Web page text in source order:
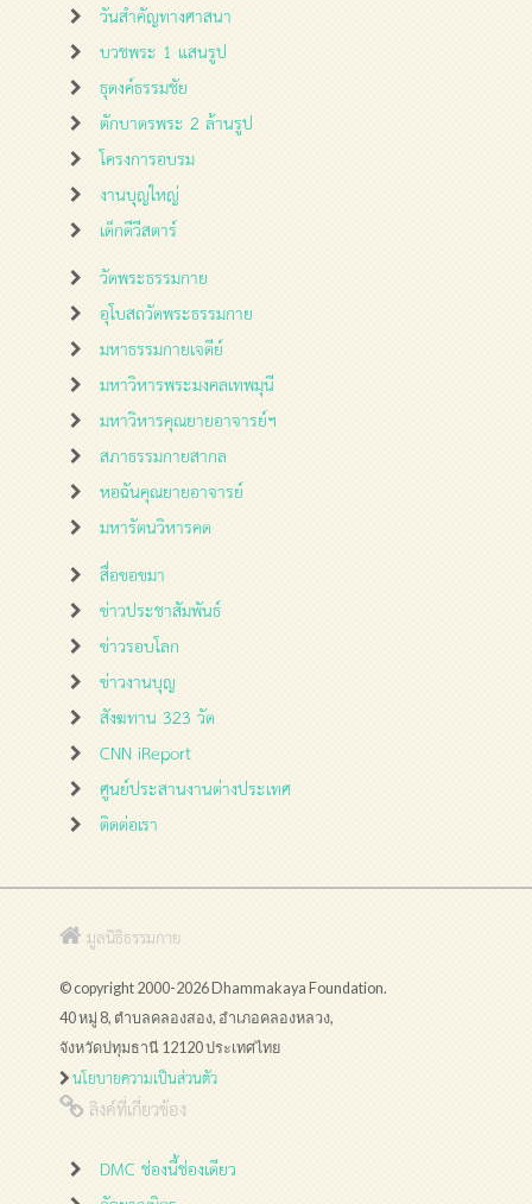
วันสำคัญทางศาสนา
บวชพระ 1 แสนรูป
ธุดงค์ธรรมชัย
ตักบาตรพระ 2 ล้านรูป
โครงการอบรม
งานบุญใหญ่
เด็กดีวีสตาร์
วัดพระธรรมกาย
อุโบสถวัดพระธรรมกาย
มหาธรรมกายเจดีย์
มหาวิหารพระมงคลเทพมุนี
มหาวิหารคุณยายอาจารย์ฯ
สภาธรรมกายสากล
หอฉันคุณยายอาจารย์
มหารัตนวิหารคด
สื่อขอขมา
ข่าวประชาสัมพันธ์
ข่าวรอบโลก
ข่าวงานบุญ
สังฆทาน 323 วัด
CNN iReport
ศูนย์ประสานงานต่างประเทศ
ติดต่อเรา
มูลนิธิธรรมกาย
© copyright 2000-2026 Dhammakaya Foundation.
40 หมู่ 8, ตำบลคลองสอง, อำเภอคลองหลวง,
จังหวัดปทุมธานี 12120 ประเทศไทย
นโยบายความเป็นส่วนตัว
ลิงค์ที่เกี่ยวข้อง
DMC ช่องนี้ช่องเดียว